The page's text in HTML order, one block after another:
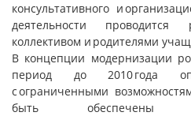
консультативного и
деятельности проводится
коллективом и родителями
В концепции модернизации
период до 2010 года
с ограниченными
быть обеспечены